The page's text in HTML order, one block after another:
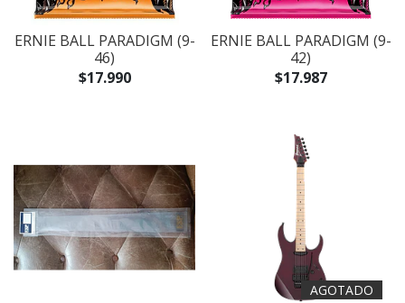
ERNIE BALL PARADIGM (9-
46)
$17.990
ERNIE BALL PARADIGM (9-
42)
$17.987
AGOTADO